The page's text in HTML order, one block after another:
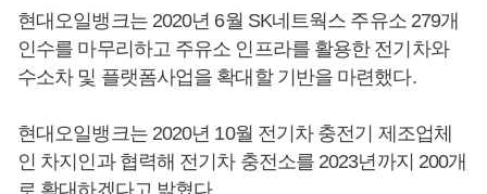
현대오일뱅크는 2020년 6월 SK네트웍스 주유소 279개
인수를 마무리하고 주유소 인프라를 활용한 전기차와
수소차 및 플랫폼사업을 확대할 기반을 마련했다.
현대오일뱅크는 2020년 10월 전기차 충전기 제조업체
인 차지인과 협력해 전기차 충전소를 2023년까지 200개
로 확대하겠다고 밝혔다.